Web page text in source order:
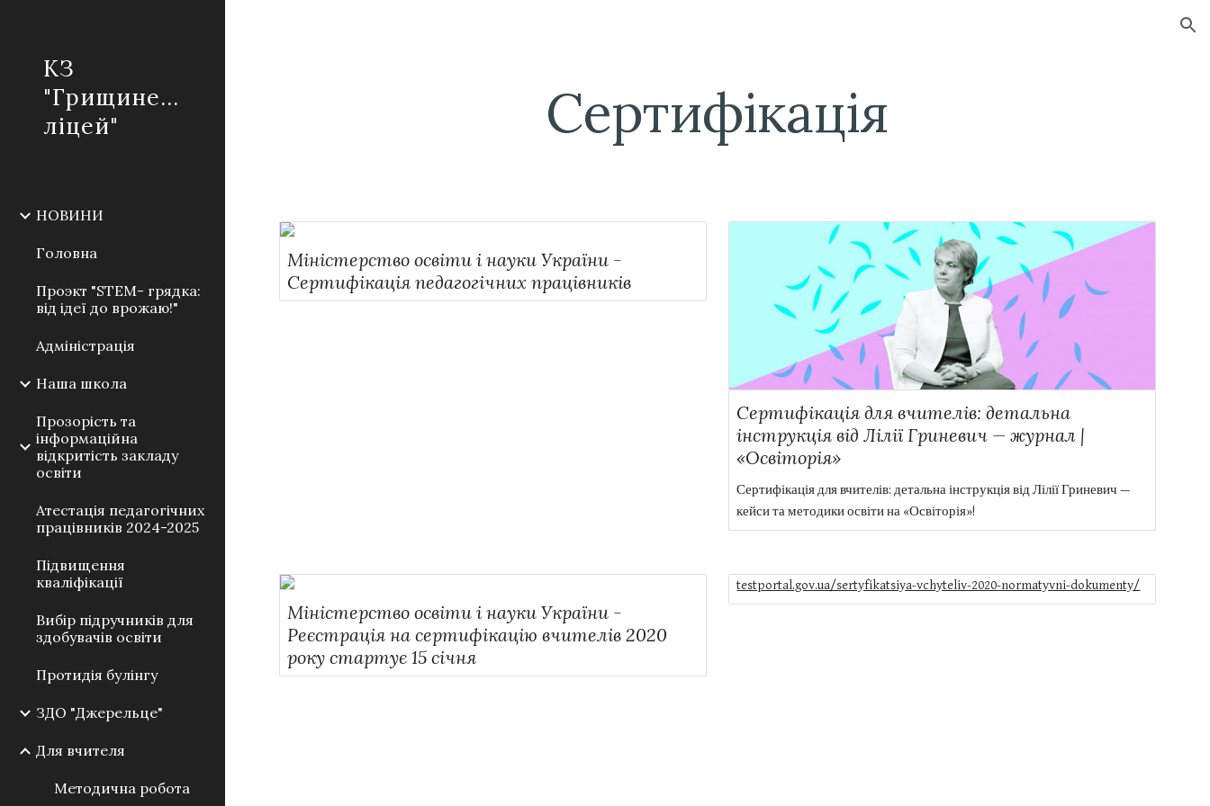
КЗ
"Грищинецький
ліцей"
НОВИНИ
Головна
Проэкт "STEM- грядка:
від ідеї до врожаю!"
Адміністрація
Наша школа
Прозорість та
інформаційна
відкритість закладу
освіти
Атестація педагогічних
працівників 2024-2025
Підвищення
кваліфікації
Вибір підручників для
здобувачів освіти
Протидія булінгу
ЗДО "Джерельце"
Для вчителя
Методична робота
Сертифікація
Міністерство освіти і науки України -
Сертифікація педагогічних працівників
Сертифікація для вчителів: детальна
інструкція від Лілії Гриневич — журнал |
«Освіторія»
Сертифікація для вчителів: детальна інструкція від Лілії Гриневич —
кейси та методики освіти на «Освіторія»!
Міністерство освіти і науки України -
Реєстрація на сертифікацію вчителів 2020
року стартує 15 січня
testportal.gov.ua/sertyfikatsiya-vchyteliv-2020-normatyvni-dokumenty/